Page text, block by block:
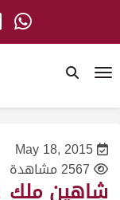
May 18, 2015
2567 مشاهدة
شاهين